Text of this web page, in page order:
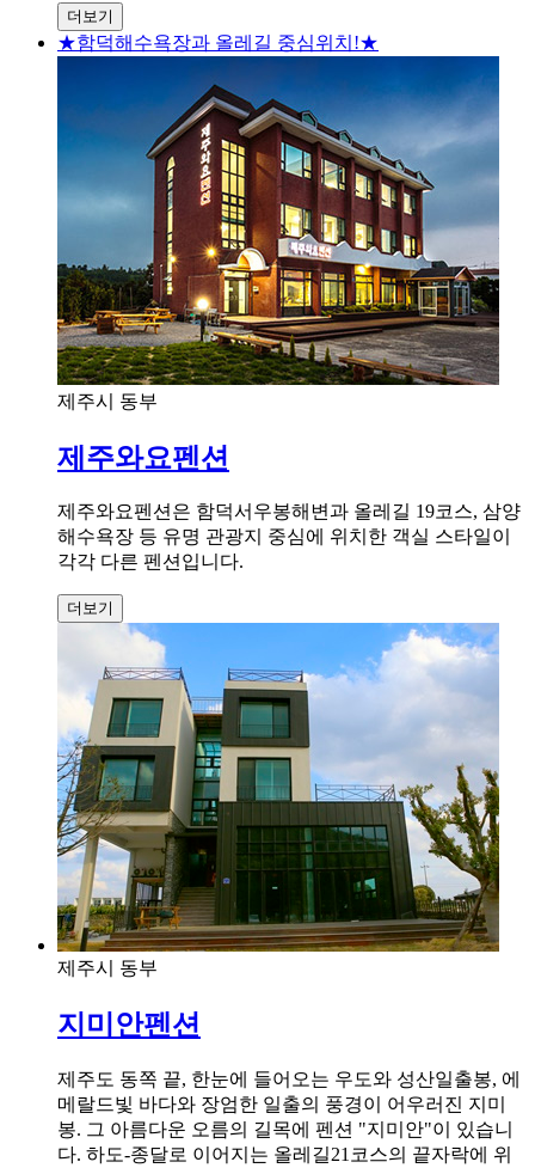
더보기
★함덕해수욕장과 올레길 중심위치!★
제주시 동부
제주와요펜션
제주와요펜션은 함덕서우봉해변과 올레길 19코스, 삼양
해수욕장 등 유명 관광지 중심에 위치한 객실 스타일이
각각 다른 펜션입니다.
더보기
제주시 동부
지미안펜션
제주도 동쪽 끝, 한눈에 들어오는 우도와 성산일출봉, 에
메랄드빛 바다와 장엄한 일출의 풍경이 어우러진 지미
봉. 그 아름다운 오름의 길목에 펜션 "지미안"이 있습니
다. 하도-종달로 이어지는 올레길21코스의 끝자락에 위